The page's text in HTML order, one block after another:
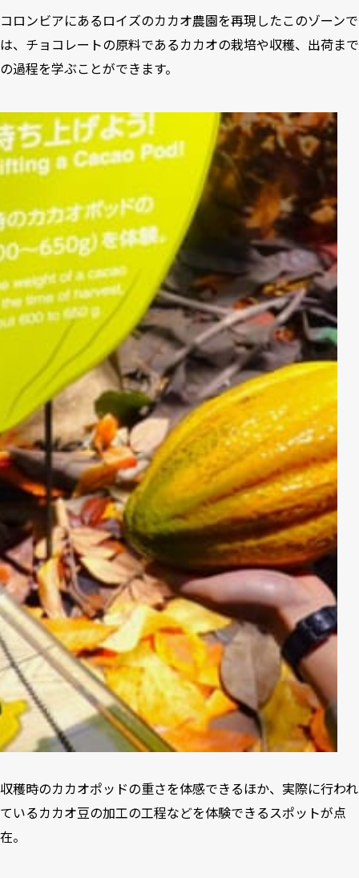
コロンビアにあるロイズのカカオ農園を再現したこのゾーンで
は、チョコレートの原料であるカカオの栽培や収穫、出荷まで
の過程を学ぶことができます。
収穫時のカカオポッドの重さを体感できるほか、実際に行われ
ているカカオ豆の加工の工程などを体験できるスポットが点
在。